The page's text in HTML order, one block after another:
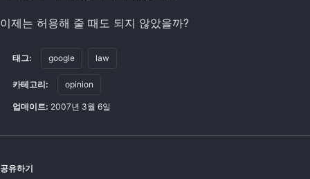
이제는 허용해 줄 때도 되지 않았을까?
태그: google law
카테고리: opinion
업데이트: 2007년 3월 6일
공유하기